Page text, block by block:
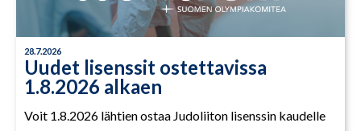
28.7.2026
Uudet lisenssit ostettavissa
1.8.2026 alkaen
Voit 1.8.2026 lähtien ostaa Judoliiton lisenssin kaudelle